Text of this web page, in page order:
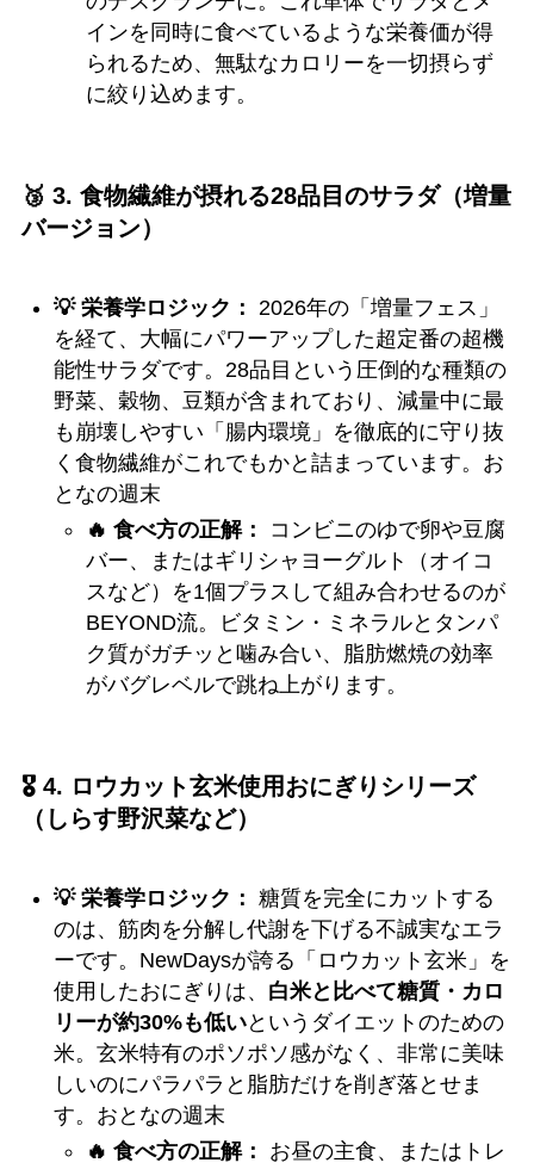
インを同時に食べているような栄養価が得
られるため、無駄なカロリーを一切摂らず
に絞り込めます。
🥉 3. 食物繊維が摂れる28品目のサラダ（増量
バージョン）
💡 栄養学ロジック：
2026年の「増量フェス」
を経て、大幅にパワーアップした超定番の超機
能性サラダです。28品目という圧倒的な種類の
野菜、穀物、豆類が含まれており、減量中に最
も崩壊しやすい「腸内環境」を徹底的に守り抜
く食物繊維がこれでもかと詰まっています。お
となの週末
🔥 食べ方の正解：
コンビニのゆで卵や豆腐
バー、またはギリシャヨーグルト（オイコ
スなど）を1個プラスして組み合わせるのが
BEYOND流。ビタミン・ミネラルとタンパ
ク質がガチッと噛み合い、脂肪燃焼の効率
がバグレベルで跳ね上がります。
🎖️ 4. ロウカット玄米使用おにぎりシリーズ
（しらす野沢菜など）
💡 栄養学ロジック： 糖質を完全にカットする
のは、筋肉を分解し代謝を下げる不誠実なエラ
ーです。NewDaysが誇る「ロウカット玄米」を
使用したおにぎりは、 白米と比べて糖質・カロ
リーが約30%も低いというダイエットのための
米。玄米特有のポソポソ感がなく、非常に美味
しいのにパラパラと脂肪だけを削ぎ落とせま
す。おとなの週末
🔥 食べ方の正解：
お昼の主食、またはトレ